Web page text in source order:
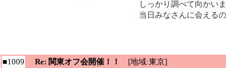
しっかり調べて向かい
当日みなさんに会える
■1009
Re: 関東オフ会開催！！
[地域:東京]